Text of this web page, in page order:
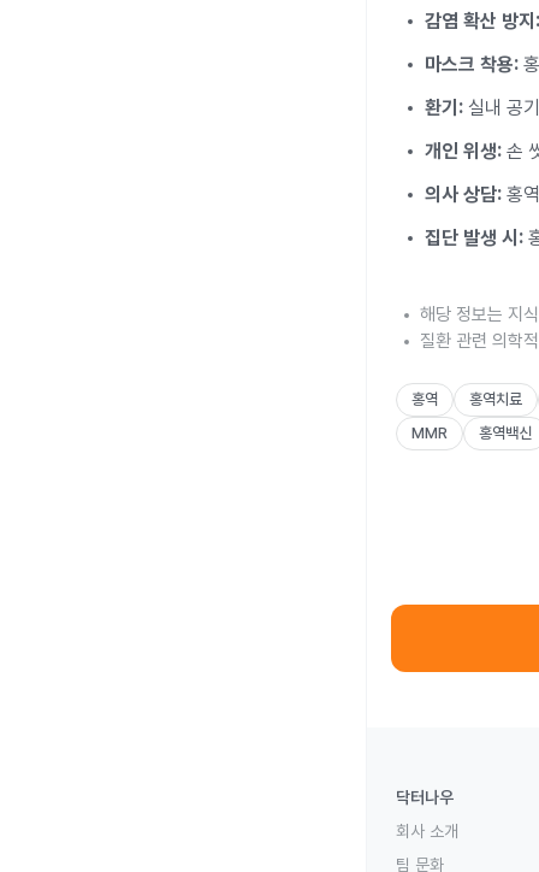
감염 확산 방지:
마스크 착용:
환기: 실내 공
개인 위생: 손
의사 상담: 홍
집단 발생 시:
해당 정보는 지
질환 관련 의학
홍역
홍역치료
MMR
홍역백신
닥터나우
회사 소개
팀 문화